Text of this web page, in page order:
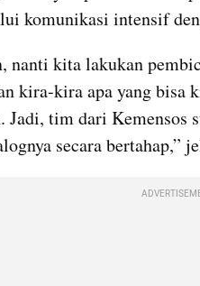
komunikasi intensif
nanti kita lakukan
kira-kira apa yang bisa
Jadi, tim dari Kemensos
secara bertahap,”